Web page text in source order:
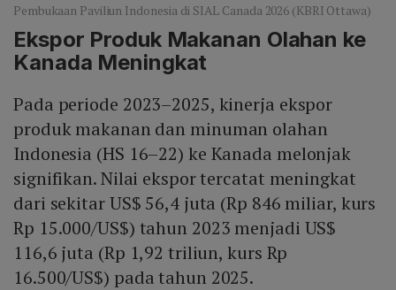
Pembukaan Paviliun Indonesia di SIAL Canada 2026 (KBRI Ottawa)
Ekspor Produk Makanan Olahan ke
Kanada Meningkat
Pada periode 2023–2025, kinerja ekspor
produk makanan dan minuman olahan
Indonesia (HS 16–22) ke Kanada melonjak
signifikan. Nilai ekspor tercatat meningkat
dari sekitar US$ 56,4 juta (Rp 846 miliar, kurs
Rp 15.000/US$) tahun 2023 menjadi US$
116,6 juta (Rp 1,92 triliun, kurs Rp
16.500/US$) pada tahun 2025.